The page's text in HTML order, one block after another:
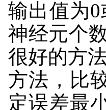
输出值为
神经元个
很好的方
方法，比
定误差最